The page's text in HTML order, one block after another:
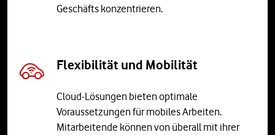
Geschäfts konzentrieren.
Flexibilität und Mobilität
Cloud-Lösungen bieten optimale
Voraussetzungen für mobiles Arbeiten.
Mitarbeitende können von überall mit ihrer